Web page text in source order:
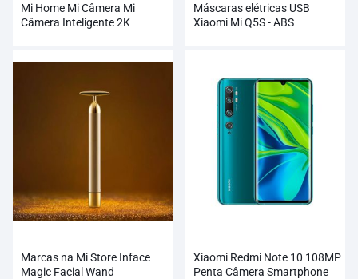
Mi Home Mi Câmera Mi
Câmera Inteligente 2K
Máscaras elétricas USB
Xiaomi Mi Q5S - ABS
Marcas na Mi Store Inface
Magic Facial Wand
Xiaomi Redmi Note 10 108MP
Penta Câmera Smartphone